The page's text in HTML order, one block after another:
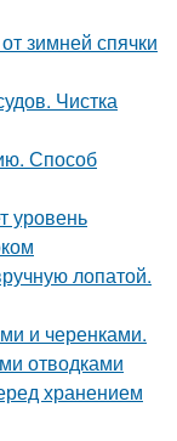
зимней спячки
Чистка
Способ
уровень
лопатой.
и черенками.
отводками
хранением